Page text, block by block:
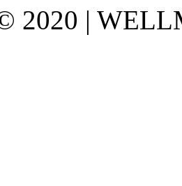
2020 |